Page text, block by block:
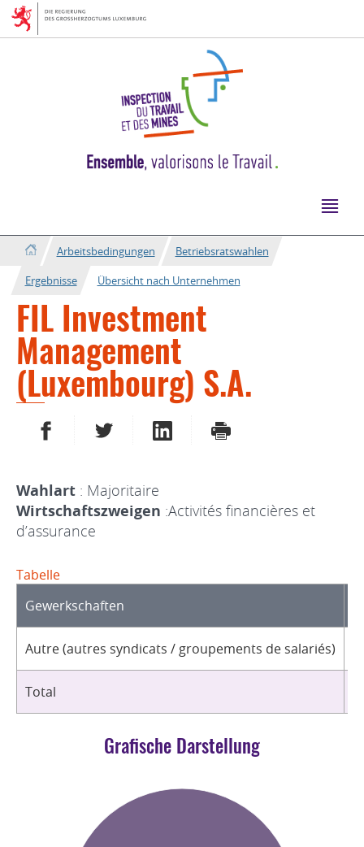
Zur
Navigation
Zum
Inhalt
Arbeitsbedingungen
Betriebsratswahlen
Ergebnisse
Übersicht nach Unternehmen
FIL Investment
Management
(Luxembourg) S.A.
AUF FACEBOOK TEILENAUF TWITTER TEILENAUF LINKEDIN TEILEN
DRUCKEN
Wahlart : Majoritaire
Wirtschaftszweigen :Activités financières et
d’assurance
Tabelle
Gewerkschaften
Autre (autres syndicats / groupements de salariés)
Total
Grafische Darstellung